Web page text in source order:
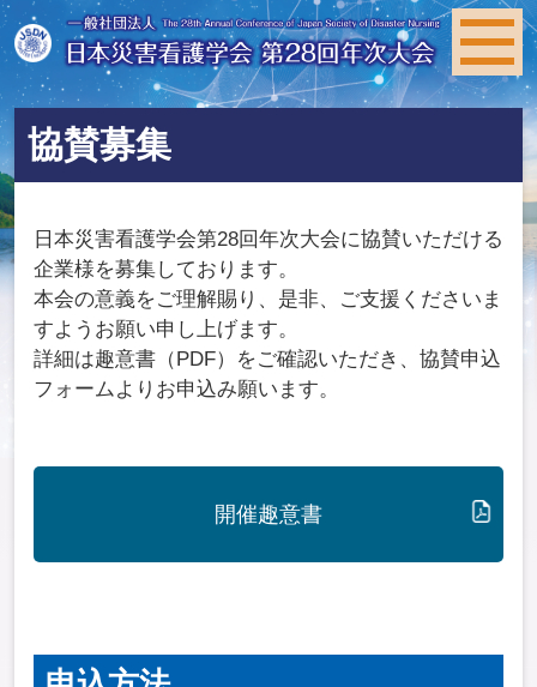
協賛募集
日本災害看護学会第28回年次大会に協賛いただける
企業様を募集しております。
本会の意義をご理解賜り、是非、ご支援くださいま
すようお願い申し上げます。
詳細は趣意書（PDF）をご確認いただき、協賛申込
フォームよりお申込み願います。
開催趣意書